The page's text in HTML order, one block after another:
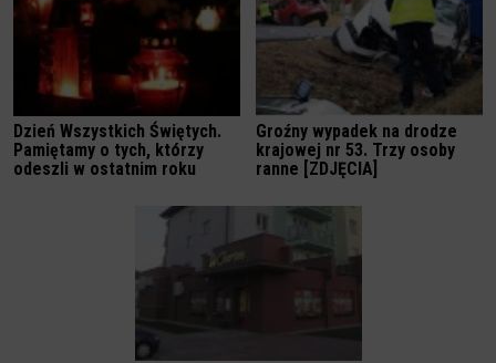
Dzień Wszystkich Świętych.
Pamiętamy o tych, którzy
odeszli w ostatnim roku
Groźny wypadek na drodze
krajowej nr 53. Trzy osoby
ranne [ZDJĘCIA]